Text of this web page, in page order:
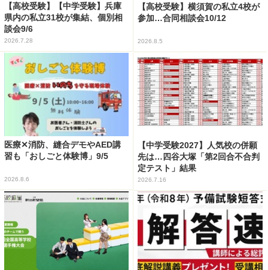
【高校受験】【中学受験】兵庫
県内の私立31校が集結、個別相
談会9/6
2026.7.28
【高校受験】横須賀の私立4校が
参加…合同相談会10/12
2026.8.5
医療✕消防、縫合デモやAED講
習も「おしごと体験博」9/5
2026.8.6
【中学受験2027】人気校の併願
先は…四谷大塚「第2回合不合判
定テスト」結果
2026.7.16